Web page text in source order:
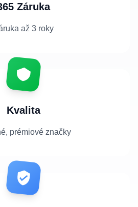
Záruka
až 3 roky
Kvalita
prémiové značky